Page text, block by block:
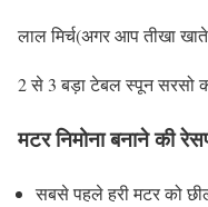
लाल मिर्च(अगर आप तीखा
2 से 3 बड़ा टेबल स्पून सरसो
मटर निमोना बनाने की
सबसे पहले हरी मटर को